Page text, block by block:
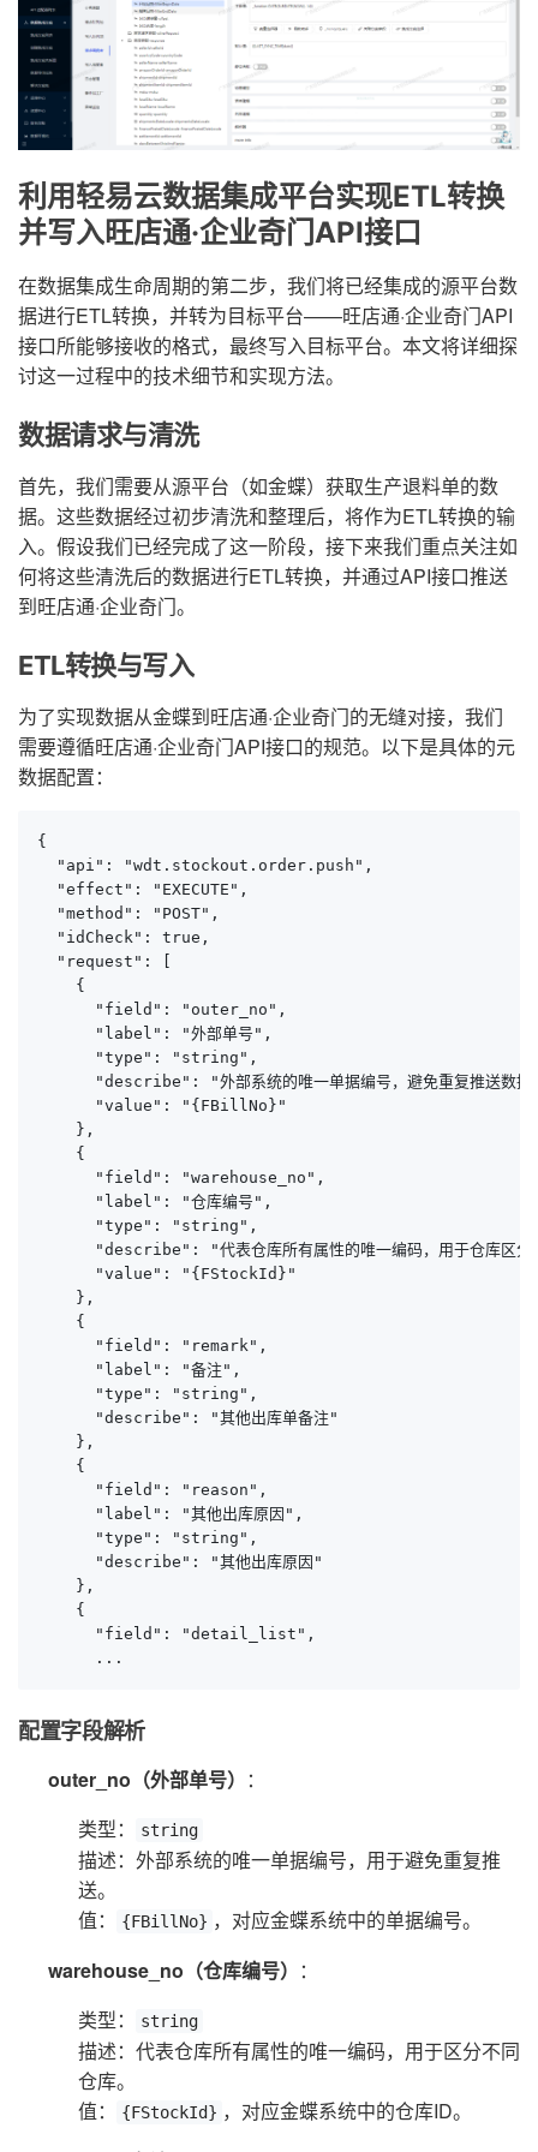
利用轻易云数据集成平台实现ETL转换
并写入旺店通·企业奇门API接口
在数据集成生命周期的第二步，我们将已经集成的源平台数
据进行ETL转换，并转为目标平台——旺店通·企业奇门API
接口所能够接收的格式，最终写入目标平台。本文将详细探
讨这一过程中的技术细节和实现方法。
数据请求与清洗
首先，我们需要从源平台（如金蝶）获取生产退料单的数
据。这些数据经过初步清洗和整理后，将作为ETL转换的输
入。假设我们已经完成了这一阶段，接下来我们重点关注如
何将这些清洗后的数据进行ETL转换，并通过API接口推送
到旺店通·企业奇门。
ETL转换与写入
为了实现数据从金蝶到旺店通·企业奇门的无缝对接，我们
需要遵循旺店通·企业奇门API接口的规范。以下是具体的元
数据配置：
{
  "api": "wdt.stockout.order.push",
  "effect": "EXECUTE",
  "method": "POST",
  "idCheck": true,
  "request": [
    {
      "field": "outer_no",
      "label": "外部单号",
      "type": "string",
"describe": "外部系统的唯一单据编号，避免重复推送数据
      "value": "{FBillNo}"
    },
    {
      "field": "warehouse_no",
      "label": "仓库编号",
      "type": "string",
"describe": "代表仓库所有属性的唯一编码，用于仓库区分
      "value": "{FStockId}"
    },
    {
      "field": "remark",
      "label": "备注",
      "type": "string",
      "describe": "其他出库单备注"
    },
    {
      "field": "reason",
      "label": "其他出库原因",
      "type": "string",
      "describe": "其他出库原因"
    },
    {
      "field": "detail_list",
      ...
配置字段解析
outer_no（外部单号） ：
类型：
string
描述：外部系统的唯一单据编号，用于避免重复推
送。
值：
{FBillNo} ，对应金蝶系统中的单据编号。
warehouse_no（仓库编号） ：
类型：
string
描述：代表仓库所有属性的唯一编码，用于区分不同
仓库。
值：
{FStockId} ，对应金蝶系统中的仓库ID。